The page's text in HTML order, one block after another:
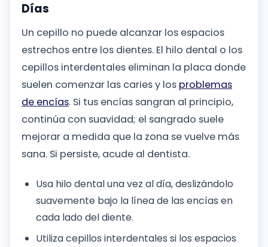
Días
Un cepillo no puede alcanzar los espacios
estrechos entre los dientes. El hilo dental o los
cepillos interdentales eliminan la placa donde
suelen comenzar las caries y los problemas
de encías. Si tus encías sangran al principio,
continúa con suavidad; el sangrado suele
mejorar a medida que la zona se vuelve más
sana. Si persiste, acude al dentista.
Usa hilo dental una vez al día, deslizándolo
suavemente bajo la línea de las encías en
cada lado del diente.
Utiliza cepillos interdentales si los espacios